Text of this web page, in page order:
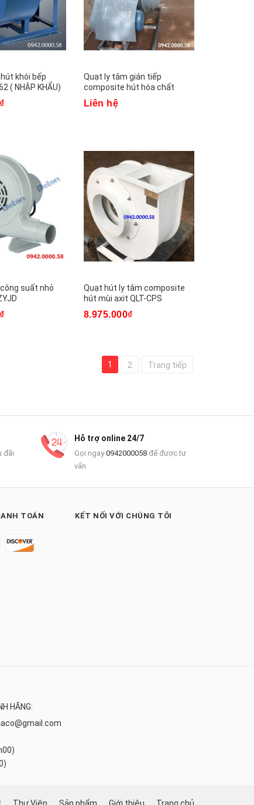
khói bếp
( NHẬP KHẨU)
Quạt ly tâm gián tiếp
composite hút hóa chất
QLTCPS
Liên hệ
suất nhỏ
Quạt hút ly tâm composite
hút mùi axit QLT-CPS
8.975.000₫
1 2 Trang tiếp
đãi
Hỗ trợ online 24/7
Gọi ngay0942000058để được tư
vấn
TOÁN KẾT NỐI VỚI CHÚNG TÔI
HÃNG:
Trang chủ
Giới thiệu
Sản phẩm
Thư Viện